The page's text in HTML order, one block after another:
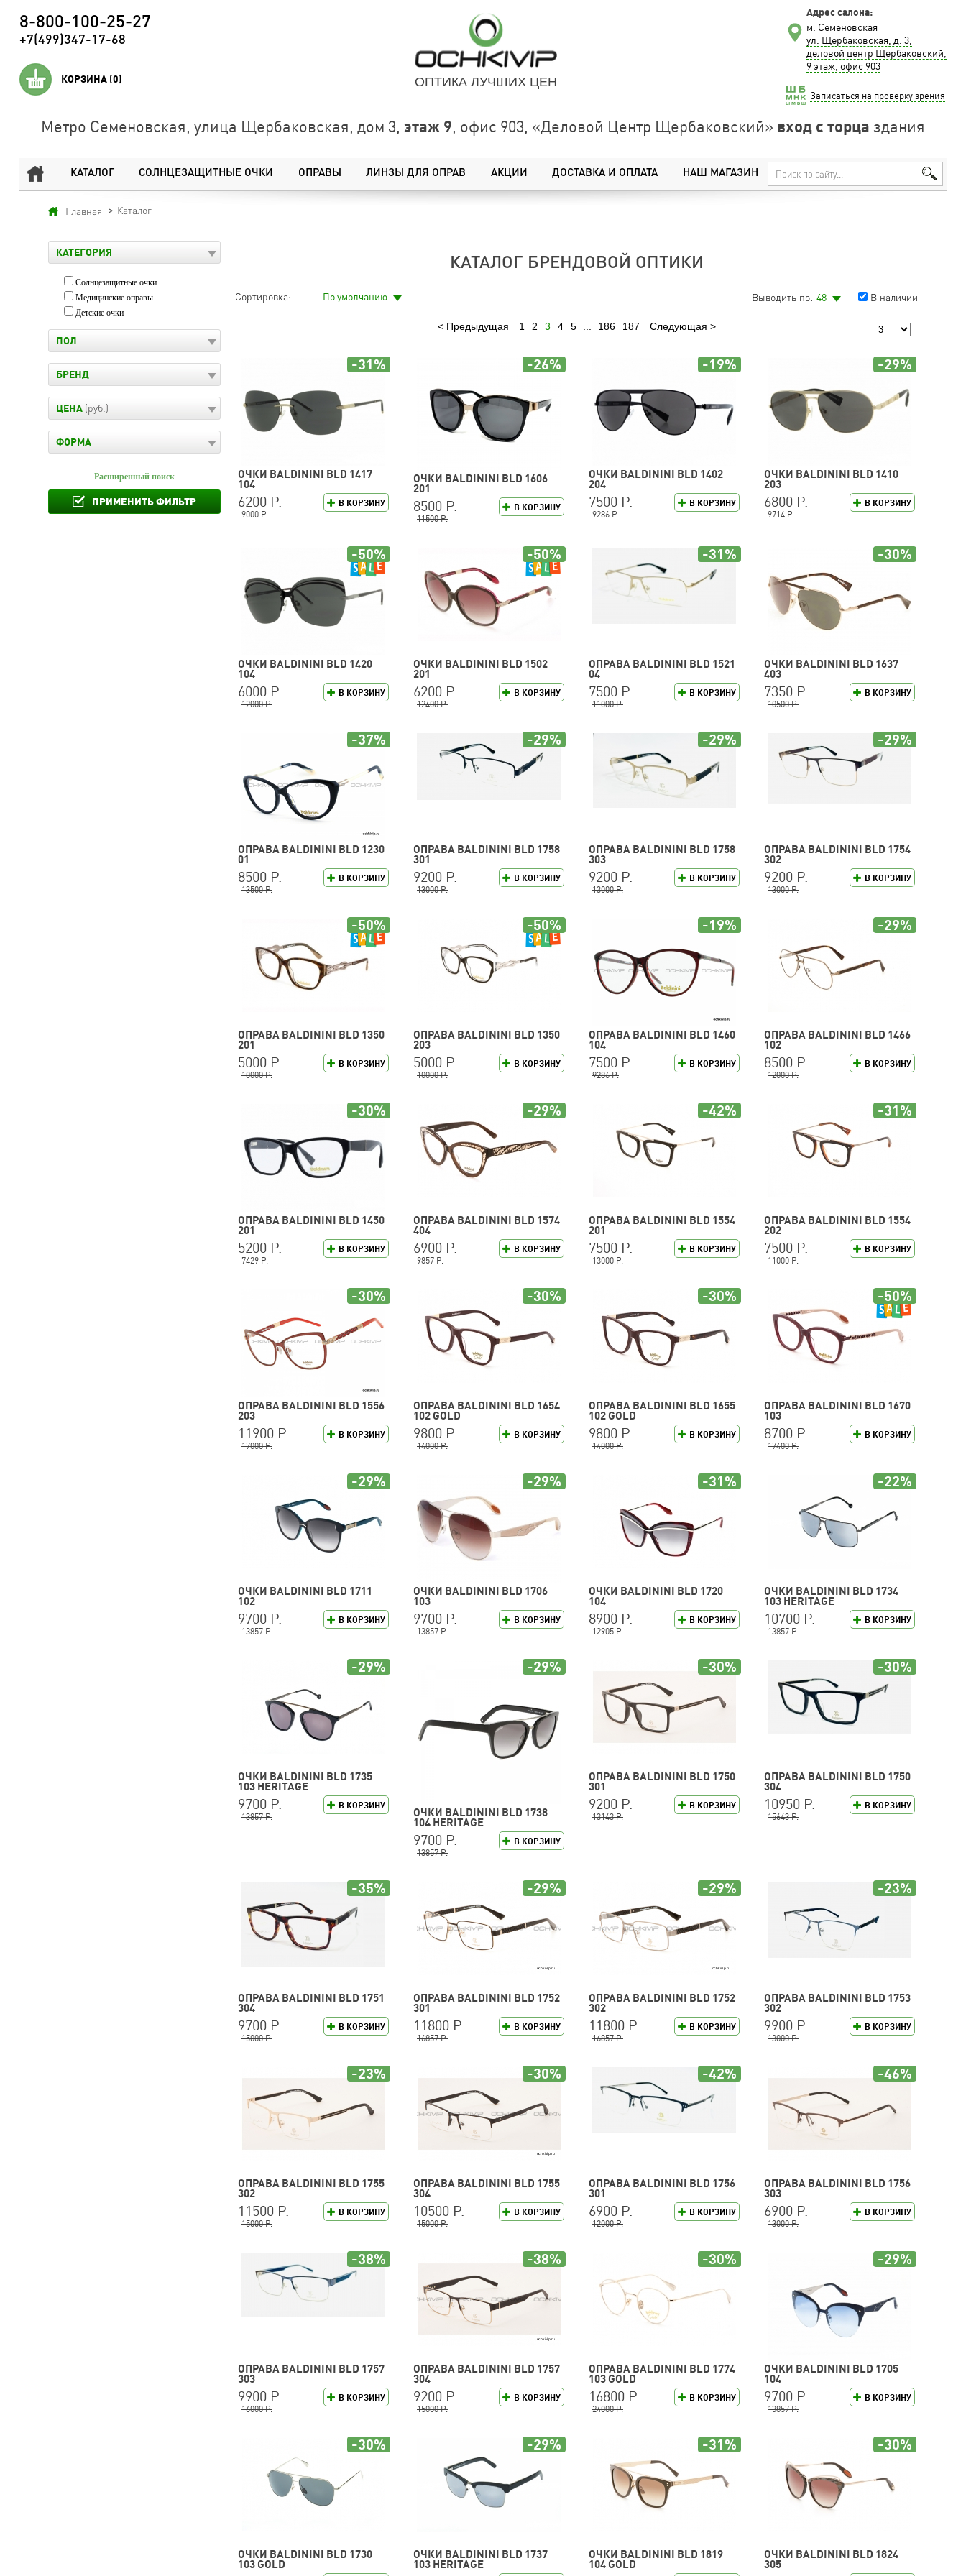
8-800-100-25-27
+7(499)347-17-68
КОРЗИНА (0) ОПТИКА ЛУЧШИХ ЦЕН
Адрес салона:
м. Семеновская
ул. Щербаковская, д. 3,
деловой центр Щербаковский,
9 этаж, офис 903
Записаться на проверку зрения
Метро Семеновская, улица Щербаковская, дом 3, этаж 9, офис 903, «Деловой Центр Щербаковский» вход с торца здания
КАТАЛОГ СОЛНЦЕЗАЩИТНЫЕ ОЧКИ ОПРАВЫ ЛИНЗЫ ДЛЯ ОПРАВ АКЦИИ ДОСТАВКА И ОПЛАТА НАШ МАГАЗИН
Главная Каталог
КАТЕГОРИЯ
Солнцезащитные очки
Медицинские оправы
Детские очки
ПОЛ
БРЕНД
ЦЕНА (руб.)
ФОРМА
Расширенный поиск
ПРИМЕНИТЬ ФИЛЬТР
КАТАЛОГ БРЕНДОВОЙ ОПТИКИ
Сортировка: По умолчанию Выводить по: 48 В наличии
Предыдущая 1 2 3 4 5 186 187 Следующая
ОЧКИ BALDININI BLD 1417
104
В КОРЗИНУ
6200 Р.
9000 Р.
-31%
ОЧКИ BALDININI BLD 1606
201
В КОРЗИНУ
8500 Р.
11500 Р.
-26%
ОЧКИ BALDININI BLD 1402
204
В КОРЗИНУ
7500 Р.
9286 Р.
-19%
ОЧКИ BALDININI BLD 1410
203
В КОРЗИНУ
6800 Р.
9714 Р.
-29%
ОЧКИ BALDININI BLD 1420
104
В КОРЗИНУ
6000 Р.
12000 Р.
-50%
ОЧКИ BALDININI BLD 1502
201
В КОРЗИНУ
6200 Р.
12400 Р.
-50%
ОПРАВА BALDININI BLD 1521
04
В КОРЗИНУ
7500 Р.
11000 Р.
-31%
ОЧКИ BALDININI BLD 1637
403
В КОРЗИНУ
7350 Р.
10500 Р.
-30%
ОПРАВА BALDININI BLD 1230
01
В КОРЗИНУ
8500 Р.
13500 Р.
-37%
ОПРАВА BALDININI BLD 1758
301
В КОРЗИНУ
9200 Р.
13000 Р.
-29%
ОПРАВА BALDININI BLD 1758
303
В КОРЗИНУ
9200 Р.
13000 Р.
-29%
ОПРАВА BALDININI BLD 1754
302
В КОРЗИНУ
9200 Р.
13000 Р.
-29%
ОПРАВА BALDININI BLD 1350
201
В КОРЗИНУ
5000 Р.
10000 Р.
-50%
ОПРАВА BALDININI BLD 1350
203
В КОРЗИНУ
5000 Р.
10000 Р.
-50%
ОПРАВА BALDININI BLD 1460
104
В КОРЗИНУ
7500 Р.
9286 Р.
-19%
ОПРАВА BALDININI BLD 1466
102
В КОРЗИНУ
8500 Р.
12000 Р.
-29%
ОПРАВА BALDININI BLD 1450
201
В КОРЗИНУ
5200 Р.
7429 Р.
-30%
ОПРАВА BALDININI BLD 1574
404
В КОРЗИНУ
6900 Р.
9857 Р.
-29%
ОПРАВА BALDININI BLD 1554
201
В КОРЗИНУ
7500 Р.
13000 Р.
-42%
ОПРАВА BALDININI BLD 1554
202
В КОРЗИНУ
7500 Р.
11000 Р.
-31%
ОПРАВА BALDININI BLD 1556
203
В КОРЗИНУ
11900 Р.
17000 Р.
-30%
ОПРАВА BALDININI BLD 1654
102 GOLD
В КОРЗИНУ
9800 Р.
14000 Р.
-30%
ОПРАВА BALDININI BLD 1655
102 GOLD
В КОРЗИНУ
9800 Р.
14000 Р.
-30%
ОПРАВА BALDININI BLD 1670
103
В КОРЗИНУ
8700 Р.
17400 Р.
-50%
ОЧКИ BALDININI BLD 1711
102
В КОРЗИНУ
9700 Р.
13857 Р.
-29%
ОЧКИ BALDININI BLD 1706
103
В КОРЗИНУ
9700 Р.
13857 Р.
-29%
ОЧКИ BALDININI BLD 1720
104
В КОРЗИНУ
8900 Р.
12905 Р.
-31%
ОЧКИ BALDININI BLD 1734
103 HERITAGE
В КОРЗИНУ
10700 Р.
13857 Р.
-22%
ОЧКИ BALDININI BLD 1735
103 HERITAGE
В КОРЗИНУ
9700 Р.
13857 Р.
-29%
ОЧКИ BALDININI BLD 1738
104 HERITAGE
В КОРЗИНУ
9700 Р.
13857 Р.
-29%
ОПРАВА BALDININI BLD 1750
301
В КОРЗИНУ
9200 Р.
13143 Р.
-30%
ОПРАВА BALDININI BLD 1750
304
В КОРЗИНУ
10950 Р.
15643 Р.
-30%
ОПРАВА BALDININI BLD 1751
304
В КОРЗИНУ
9700 Р.
15000 Р.
-35%
ОПРАВА BALDININI BLD 1752
301
В КОРЗИНУ
11800 Р.
16857 Р.
-29%
ОПРАВА BALDININI BLD 1752
302
В КОРЗИНУ
11800 Р.
16857 Р.
-29%
ОПРАВА BALDININI BLD 1753
302
В КОРЗИНУ
9900 Р.
13000 Р.
-23%
ОПРАВА BALDININI BLD 1755
302
В КОРЗИНУ
11500 Р.
15000 Р.
-23%
ОПРАВА BALDININI BLD 1755
304
В КОРЗИНУ
10500 Р.
15000 Р.
-30%
ОПРАВА BALDININI BLD 1756
301
В КОРЗИНУ
6900 Р.
12000 Р.
-42%
ОПРАВА BALDININI BLD 1756
303
В КОРЗИНУ
6900 Р.
13000 Р.
-46%
ОПРАВА BALDININI BLD 1757
303
В КОРЗИНУ
9900 Р.
16000 Р.
-38%
ОПРАВА BALDININI BLD 1757
304
В КОРЗИНУ
9200 Р.
15000 Р.
-38%
ОПРАВА BALDININI BLD 1774
103 GOLD
В КОРЗИНУ
16800 Р.
24000 Р.
-30%
ОЧКИ BALDININI BLD 1705
104
В КОРЗИНУ
9700 Р.
13857 Р.
-29%
ОЧКИ BALDININI BLD 1730
103 GOLD
-30%
ОЧКИ BALDININI BLD 1737
103 HERITAGE
-29%
ОЧКИ BALDININI BLD 1819
104 GOLD
-31%
ОЧКИ BALDININI BLD 1824
305
-30%